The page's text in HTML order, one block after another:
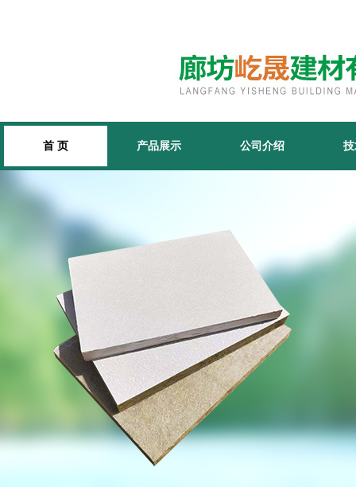
首 页 产品展示 公司介绍